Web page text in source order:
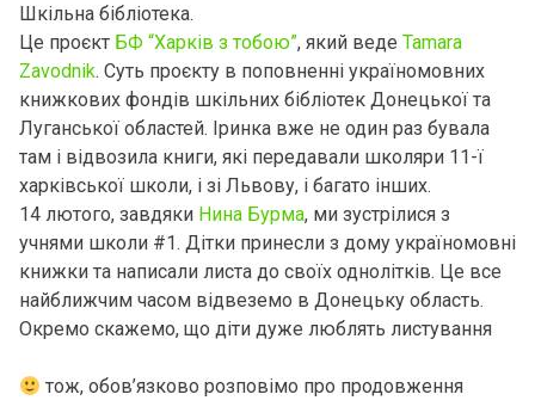
Шкільна бібліотека.
Це проєкт БФ “Харків з тобою”, який веде Tamara
Zavodnik. Суть проєкту в поповненні україномовних
книжкових фондів шкільних бібліотек Донецької та
Луганської областей. Іринка вже не один раз бувала
там і відвозила книги, які передавали школяри 11-ї
харківської школи, і зі Львову, і багато інших.
14 лютого, завдяки Нина Бурма, ми зустрілися з
учнями школи #1. Дітки принесли з дому україномовні
книжки та написали листа до своїх однолітків. Це все
найближчим часом відвеземо в Донецьку область.
Окремо скажемо, що діти дуже люблять листування
тож, обов’язково розповімо про продовження